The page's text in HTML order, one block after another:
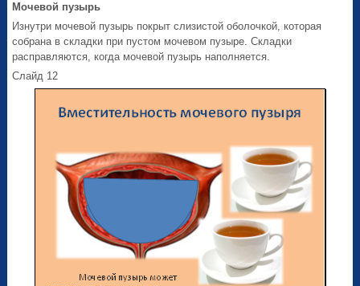
Мочевой пузырь
Изнутри мочевой пузырь покрыт слизистой оболочкой, которая
собрана в складки при пустом мочевом пузыре. Складки
расправляются, когда мочевой пузырь наполняется.
Слайд 12